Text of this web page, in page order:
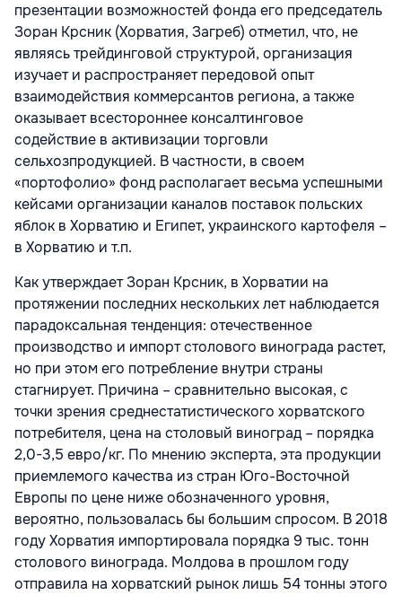
презентации возможностей фонда его председатель
Зоран Крсник (Хорватия, Загреб) отметил, что, не
являясь трейдинговой структурой, организация
изучает и распространяет передовой опыт
взаимодействия коммерсантов региона, а также
оказывает всестороннее консалтинговое
содействие в активизации торговли
сельхозпродукцией. В частности, в своем
«портофолио» фонд располагает весьма успешными
кейсами организации каналов поставок польских
яблок в Хорватию и Египет, украинского картофеля –
в Хорватию и т.п.
Как утверждает Зоран Крсник, в Хорватии на
протяжении последних нескольких лет наблюдается
парадоксальная тенденция: отечественное
производство и импорт столового винограда растет,
но при этом его потребление внутри страны
стагнирует. Причина – сравнительно высокая, с
точки зрения среднестатистического хорватского
потребителя, цена на столовый виноград – порядка
2,0-3,5 евро/кг. По мнению эксперта, эта продукции
приемлемого качества из стран Юго-Восточной
Европы по цене ниже обозначенного уровня,
вероятно, пользовалась бы большим спросом. В 2018
году Хорватия импортировала порядка 9 тыс. тонн
столового винограда. Молдова в прошлом году
отправила на хорватский рынок лишь 54 тонны этого